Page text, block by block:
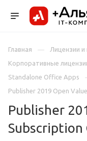
Главная
Лицензии и
Корпоративные
Standalone Office Apps
Publisher 2019 Open
Publisher
Subscription